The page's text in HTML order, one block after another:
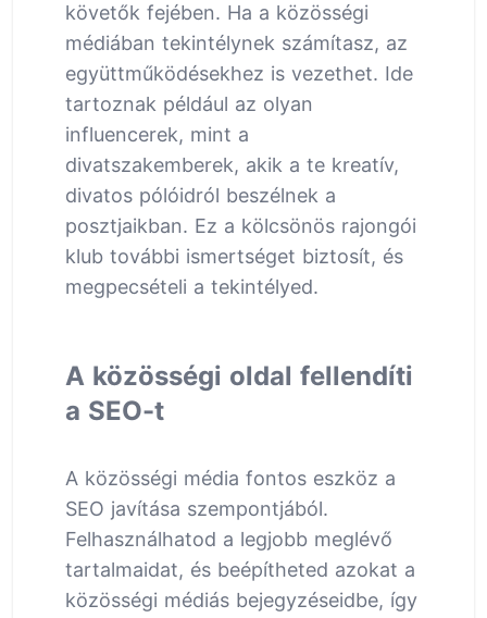
követők fejében. Ha a közösségi
médiában tekintélynek számítasz, az
együttműködésekhez is vezethet. Ide
tartoznak például az olyan
influencerek, mint a
divatszakemberek, akik a te kreatív,
divatos pólóidról beszélnek a
posztjaikban. Ez a kölcsönös rajongói
klub további ismertséget biztosít, és
megpecsételi a tekintélyed.
A közösségi oldal fellendíti
a SEO-t
A közösségi média fontos eszköz a
SEO javítása szempontjából.
Felhasználhatod a legjobb meglévő
tartalmaidat, és beépítheted azokat a
közösségi médiás bejegyzéseidbe, így